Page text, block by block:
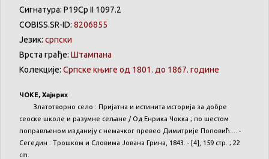
Сигнатура: Р19Ср II 1097.2
COBISS.SR-ID: 8206855
Језик: српски
Врста грађе: Штампана
Колекције: Српске књиге од 1801. до 1867. године
ЧОКЕ, Хајнрих
Златотворно село : Пријатна и истинита историја за добре
сеоске школе и разумне сељане / Од Енрика Чокка ; по шестом
поправљеном изданију с немачког превео Димитрије Поповић.... -
Сегедин : Трошком и Словима Јована Грина, 1843. - [4], 159 стр. ; 22
cm.